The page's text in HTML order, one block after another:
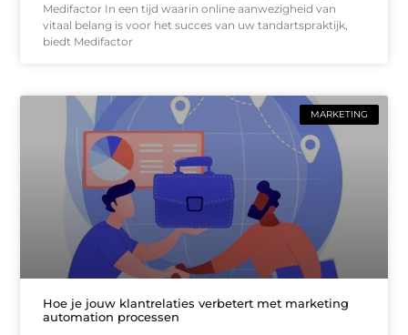
Medifactor In een tijd waarin online aanwezigheid van
vitaal belang is voor het succes van uw tandartspraktijk,
biedt Medifactor
MARKETING
Hoe je jouw klantrelaties verbetert met marketing
automation processen